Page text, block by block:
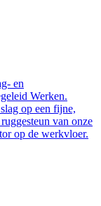
en
Werken.
op een fijne,
van onze
op de werkvloer.